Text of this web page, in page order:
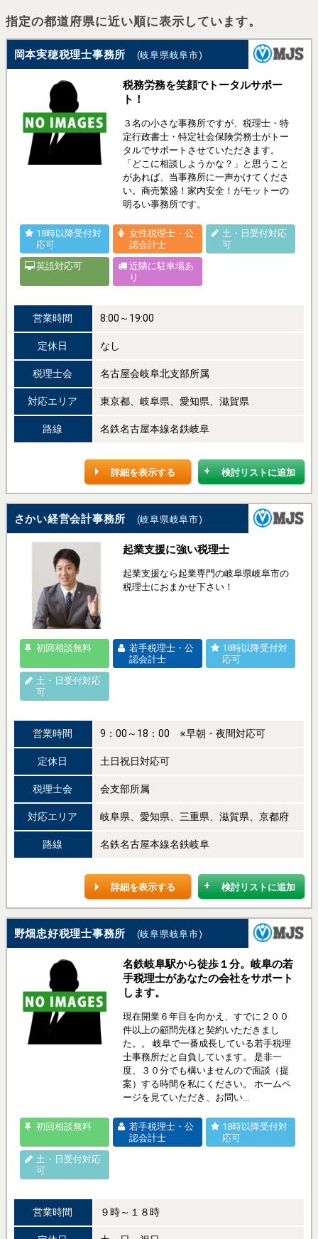
指定の都道府県に近い順に表示しています。
岡本実穂税理士事務所 (岐阜県岐阜市)
税務労務を笑顔でトータルサポー
ト！
３名の小さな事務所ですが、税理士・特
定行政書士・特定社会保険労務士がトー
タルでサポートさせていただきます。
「どこに相談しようかな？」と思うこと
があれば、当事務所に一声かけてくださ
い。商売繁盛！家内安全！がモットーの
明るい事務所です。
18時以降受付対
応可
女性税理士・公
認会計士
土・日受付対応
可
英語対応可
近隣に駐車場あ
り
営業時間 8:00～19:00
定休日 なし
税理士会 名古屋会岐阜北支部所属
対応エリア 東京都、岐阜県、愛知県、滋賀県
路線 名鉄名古屋本線名鉄岐阜
検討リストに追加
詳細を表示する
さかい経営会計事務所 (岐阜県岐阜市)
起業支援に強い税理士
起業支援なら起業専門の岐阜県岐阜市の
税理士におまかせ下さい！
初回相談無料
若手税理士・公
認会計士
18時以降受付対
応可
土・日受付対応
可
営業時間 9：00～18：00 ※早朝・夜間対応可
定休日 土日祝日対応可
税理士会 会支部所属
対応エリア 岐阜県、愛知県、三重県、滋賀県、京都府
路線 名鉄名古屋本線名鉄岐阜
検討リストに追加
詳細を表示する
野畑忠好税理士事務所 (岐阜県岐阜市)
名鉄岐阜駅から徒歩１分。岐阜の若
手税理士があなたの会社をサポート
します。
現在開業６年目を向かえ、すでに２００
件以上の顧問先様と契約いただきまし
た。。 岐阜で一番成長している若手税理
士事務所だと自負しています。 是非一
度、３０分でも構いませんので面談（提
案）する時間を私にください。 ホームペ
ージを見ていただき、お問い...
初回相談無料
若手税理士・公
認会計士
18時以降受付対
応可
土・日受付対応
可
営業時間 ９時～１８時